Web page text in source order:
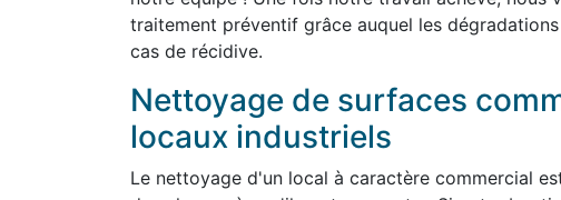
traitement préventif grâce auquel les
cas de récidive.
Nettoyage de surfaces
locaux industriels
Le nettoyage d'un local à caractère commercial